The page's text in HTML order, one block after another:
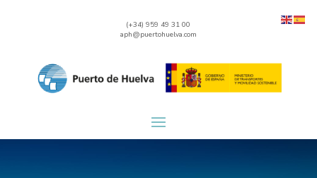
(+34) 959 49 31 00
aph@puertohuelva.com